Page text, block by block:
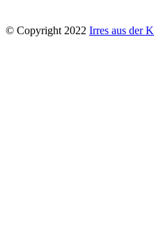
© Copyright 2022 Irres aus der